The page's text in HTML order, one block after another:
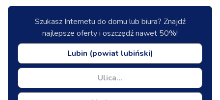
Szukasz Internetu do domu lub biura? Znajdź
najlepsze oferty i oszczędź nawet 50%!